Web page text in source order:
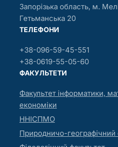
Запорізька область, м.
Гетьманська 20
ТЕЛЕФОНИ
+38-096-59-45-551
+38-0619-55-05-60
ФАКУЛЬТЕТИ
Факультет інформатики,
економіки
ННІСПМО
Природничо-географічний